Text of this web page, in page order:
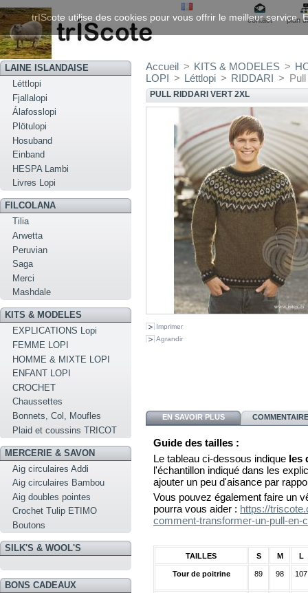
contact plan
LAINE ISLANDAISE
Léttlopi
Fjallalopi
Álafosslopi
Plötulopi
Hosuband
Einband
HESPA Lambi
Livres Lopi
FILCOLANA
Tilia
Arwetta
Peruvian
Saga
Merci
Mashdale
KITS & MODELES
EXPLICATIONS Lopi
FEMME LOPI
HOMME & MIXTE LOPI
ENFANT LOPI
CROCHET
Chaussettes
Bonnets, Col, Moufles
Plaid et coussins TRICOT
MERCERIE & SAVON
Aig circulaires Addi
Aig circulaires Bambou
Aig doubles pointes
Crochet Tulip ETIMO
Boutons
SILK'S & WOOL'S
BONS CADEAUX
Accueil > KITS & MODELES >
LOPI > Léttlopi > RIDDARI >
PULL RIDDARI VERT 2XL
Imprimer
Agrandir
EN SAVOIR PLUS
Guide des tailles :
Le tableau ci-dessous indique les
l'échantillon indiqué dans les
ajouter un peu d'aisance par
Vous pouvez également faire un
pourra vous aider : https://
comment-transformer-un-pull-en-
TAILLES S M L
Tour de poitrine 89 98 107
trIScote utilise des cookies pour vous offrir le meilleur